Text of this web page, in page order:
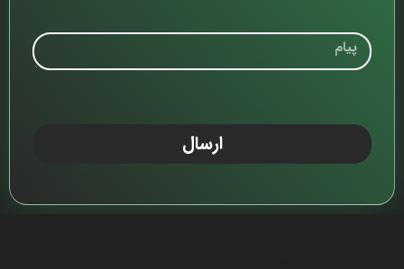
ارسال